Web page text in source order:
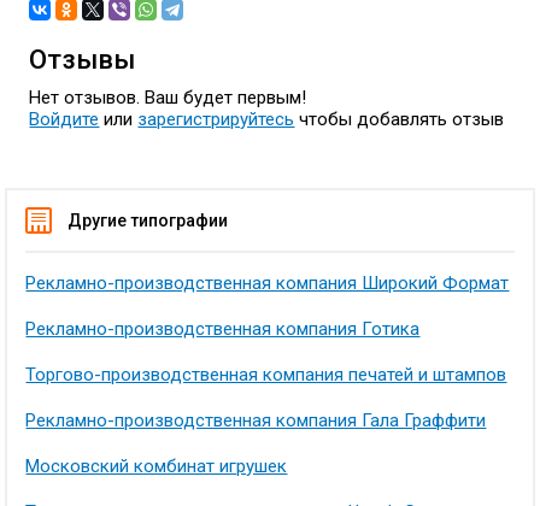
Отзывы
Нет отзывов. Ваш будет первым!
Войдите или зарегистрируйтесь чтобы добавлять отзыв
Другие типографии
Рекламно-производственная компания Широкий Формат
Рекламно-производственная компания Готика
Торгово-производственная компания печатей и штампов
Рекламно-производственная компания Гала Граффити
Московский комбинат игрушек